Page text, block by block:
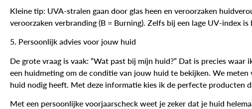
Kleine tip: UVA-stralen gaan door glas heen en veroorzaken
veroorzaken verbranding (B = Burning). Zelfs bij een lage UV-index is
5. Persoonlijk advies voor jouw huid
De grote vraag is vaak: “Wat past bij míjn huid?” Dat is precies waar
een huidmeting om de conditie van jouw huid te bekijken. We meten
huid nodig heeft. Met deze informatie kies ik de perfecte producten
Met een persoonlijke voorjaarscheck weet je zeker dat je huid